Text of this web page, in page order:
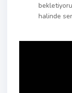
halinde